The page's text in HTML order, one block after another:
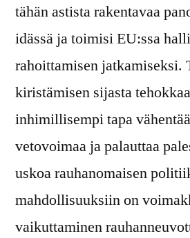
tähän astista rakentavaa
idässä ja toimisi EU:ssa
rahoittamisen jatkamiseksi.
kiristämisen sijasta
inhimillisempi tapa
vetovoimaa ja palauttaa
uskoa rauhanomaisen
mahdollisuuksiin on
vaikuttaminen